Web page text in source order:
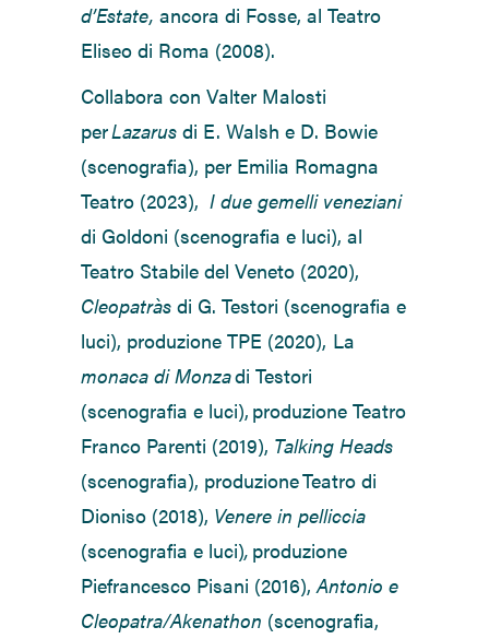
d’Estate, ancora di Fosse, al Teatro
Eliseo di Roma (2008).
Collabora con Valter Malosti
perLazarus di E. Walsh e D. Bowie
(scenografia), per Emilia Romagna
Teatro (2023), I due gemelli veneziani
di Goldoni (scenografia e luci), al
Teatro Stabile del Veneto (2020),
Cleopatràs di G. Testori (scenografia e
luci), produzione TPE (2020), La
monaca di Monzadi Testori
(scenografia e luci), produzione Teatro
Franco Parenti (2019), Talking Heads
(scenografia), produzione Teatro di
Dioniso (2018), Venere in pelliccia
(scenografia e luci), produzione
Piefrancesco Pisani (2016),Antonio e
Cleopatra/Akenathon (scenografia,